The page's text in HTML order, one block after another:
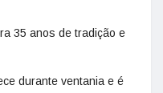
35 anos de tradição e
durante ventania e é